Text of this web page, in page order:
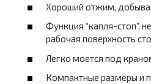
Хороший отжим,
Функция “капля-стоп”,
рабочая поверхность
Легко моется под
Компактные размеры и